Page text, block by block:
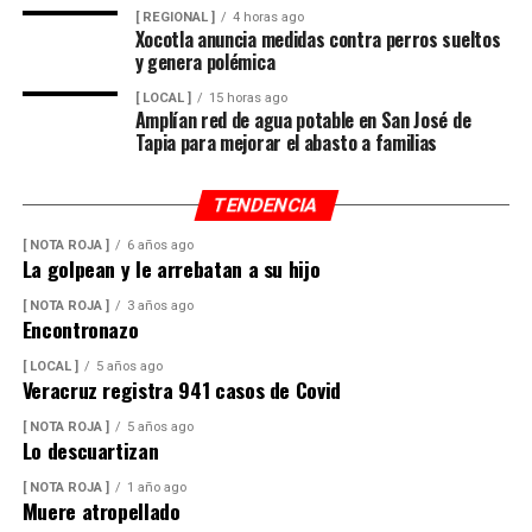
suficiente para abastecer la demanda nacional, por lo
que consideró innecesaria la importación de este
En ese sentido, exhortó a la población a revisar el origen
del huevo antes de comprarlo y dar preferencia al
producto nacional, al asegurar que ofrece mayor
frescura y calidad, además de respaldar la economía de
miles de familias dedicadas a la actividad avícola.
Finalmente, destacó que entre Veracruz y Puebla
operan ocho empresas productoras con más de 350
granjas avícolas, las cuales representan una importante
fuente de empleo y desarrollo económico para
[ REGIONAL ] 4 horas ago
Xocotla anuncia medidas contra perros sueltos
y genera polémica
[ LOCAL ] 15 horas ago
Amplían red de agua potable en San José de
Tapia para mejorar el abasto a familias
TENDENCIA
[ NOTA ROJA ] 6 años ago
La golpean y le arrebatan a su hijo
[ NOTA ROJA ] 3 años ago
Encontronazo
[ LOCAL ] 5 años ago
Veracruz registra 941 casos de Covid
[ NOTA ROJA ] 5 años ago
Lo descuartizan
[ NOTA ROJA ] 1 año ago
Muere atropellado